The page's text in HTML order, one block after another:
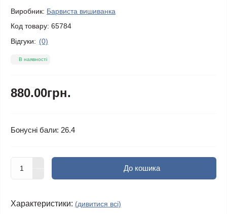
Виробник: Барвиста вишиванка
Код товару: 65784
Відгуки: (0)
В наявності
880.00грн.
Бонусні бали: 26.4
До кошика
Характеристики: (дивитися всі)